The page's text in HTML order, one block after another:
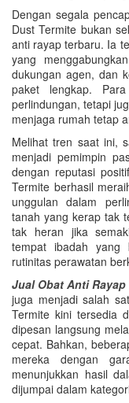
Dengan segala
Dust Termite bukan
anti rayap terbaru. Ia
yang
dukungan agen, dan
paket lengkap.
perlindungan, tetapi
menjaga rumah tetap
Melihat tren saat ini,
menjadi pemimpin
dengan reputasi
Termite berhasil
unggulan dalam
tanah yang kerap tak
tak heran jika
tempat ibadah yang
rutinitas perawatan
Jual Obat Anti
juga menjadi salah
Termite kini tersedia
dipesan langsung
cepat. Bahkan,
mereka dengan
menunjukkan hasil
dijumpai dalam